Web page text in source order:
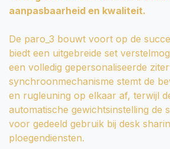
aanpasbaarheid en kwaliteit.
De paro_3 bouwt voort op de
biedt een uitgebreide set
een volledig gepersonaliseerde
synchroonmechanisme stemt de
en rugleuning op elkaar af, terwijl
automatische gewichtsinstelling de
voor gedeeld gebruik bij desk
ploegendiensten.